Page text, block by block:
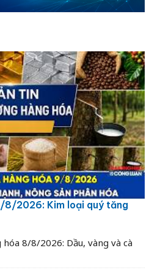
8/2026: Kim loại quý tăng
8/8/2026: Dầu, vàng và cà